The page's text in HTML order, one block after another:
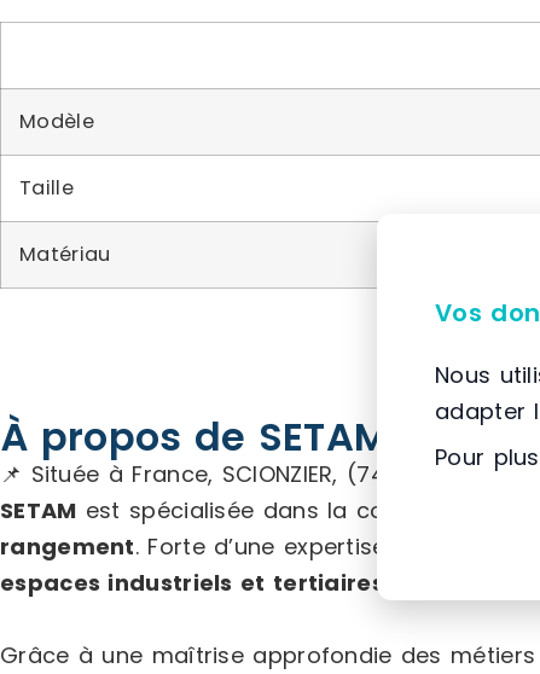
Modèle
Taille
Matériau
À propos de SETAM E2
📌 Située à France, SCIONZIER, (74) Auvergne-
SETAM est spécialisée dans la conception, la
rangement. Forte d’une expertise
espaces industriels et tertiaires
Grâce à une maîtrise approfondie des
Vos
Nous
adapter
Pour